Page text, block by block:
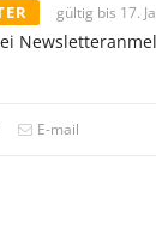
gültig bis 17.
E-mail